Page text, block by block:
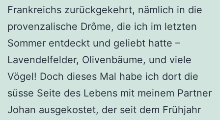
Frankreichs zurückgekehrt, nämlich in die
provenzalische Drôme, die ich im letzten
Sommer entdeckt und geliebt hatte –
Lavendelfelder, Olivenbäume, und viele
Vögel! Doch dieses Mal habe ich dort die
süsse Seite des Lebens mit meinem Partner
Johan ausgekostet, der seit dem Frühjahr